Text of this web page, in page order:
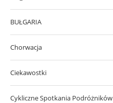
BUŁGARIA
Chorwacja
Ciekawostki
Cykliczne Spotkania Podróżników